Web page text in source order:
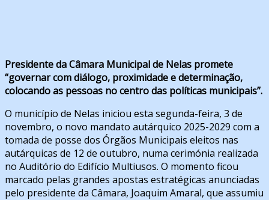
Presidente da Câmara Municipal de Nelas promete
“governar com diálogo, proximidade e determinação,
colocando as pessoas no centro das políticas municipais”.
O município de Nelas iniciou esta segunda-feira, 3 de
novembro, o novo mandato autárquico 2025-2029 com a
tomada de posse dos Órgãos Municipais eleitos nas
autárquicas de 12 de outubro, numa cerimónia realizada
no Auditório do Edifício Multiusos. O momento ficou
marcado pelas grandes apostas estratégicas anunciadas
pelo presidente da Câmara, Joaquim Amaral, que assumiu